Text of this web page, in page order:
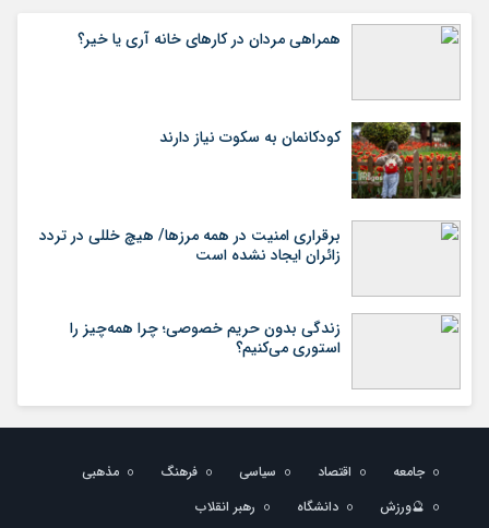
همراهی مردان در کارهای خانه آری یا خیر؟
کودکانمان به سکوت نیاز دارند
برقراری امنیت در همه مرزها/ هیچ‌ خللی در تردد
زائران ایجاد نشده است
زندگی بدون حریم خصوصی؛ چرا همه‌چیز را
استوری می‌کنیم؟
جامعه اقتصاد سیاسی فرهنگ
مذهبی
🔮ورزش
دانشگاه رهبر انقلاب